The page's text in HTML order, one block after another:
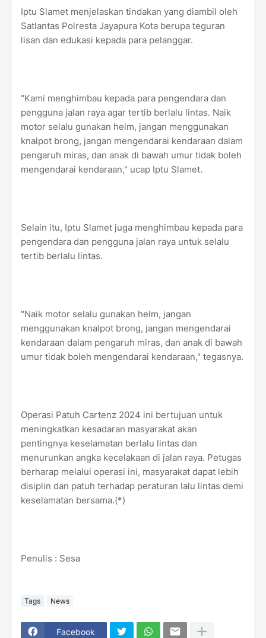
Iptu Slamet menjelaskan tindakan yang diambil oleh
Satlantas Polresta Jayapura Kota berupa teguran
lisan dan edukasi kepada para pelanggar.
"Kami menghimbau kepada para pengendara dan
pengguna jalan raya agar tertib berlalu lintas. Naik
motor selalu gunakan helm, jangan menggunakan
knalpot brong, jangan mengendarai kendaraan dalam
pengaruh miras, dan anak di bawah umur tidak boleh
mengendarai kendaraan," ucap Iptu Slamet.
Selain itu, Iptu Slamet juga menghimbau kepada para
pengendara dan pengguna jalan raya untuk selalu
tertib berlalu lintas.
"Naik motor selalu gunakan helm, jangan
menggunakan knalpot brong, jangan mengendarai
kendaraan dalam pengaruh miras, dan anak di bawah
umur tidak boleh mengendarai kendaraan," tegasnya.
Operasi Patuh Cartenz 2024 ini bertujuan untuk
meningkatkan kesadaran masyarakat akan
pentingnya keselamatan berlalu lintas dan
menurunkan angka kecelakaan di jalan raya. Petugas
berharap melalui operasi ini, masyarakat dapat lebih
disiplin dan patuh terhadap peraturan lalu lintas demi
keselamatan bersama.(*)
Penulis : Sesa
Tags News
Facebook